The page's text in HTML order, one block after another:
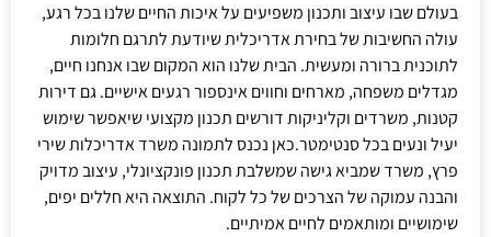
בעולם שבו עיצוב ותכנון משפיעים על איכות החיים שלנו בכל רגע,
עולה החשיבות של בחירת אדריכלית שיודעת לתרגם חלומות
לתוכנית ברורה ומעשית. הבית שלנו הוא המקום שבו אנחנו חיים,
מגדלים משפחה, מארחים וחווים אינספור רגעים אישיים. גם דירות
קטנות, משרדים וקליניקות דורשים תכנון מקצועי שיאפשר שימוש
יעיל ונעים בכל סנטימטר.כאן נכנס לתמונה משרד אדריכלות שירי
פרץ, משרד שמביא גישה שמשלבת תכנון פונקציונלי, עיצוב מדויק
והבנה עמוקה של הצרכים של כל לקוח. התוצאה היא חללים יפים,
שימושיים ומותאמים לחיים אמיתיים.